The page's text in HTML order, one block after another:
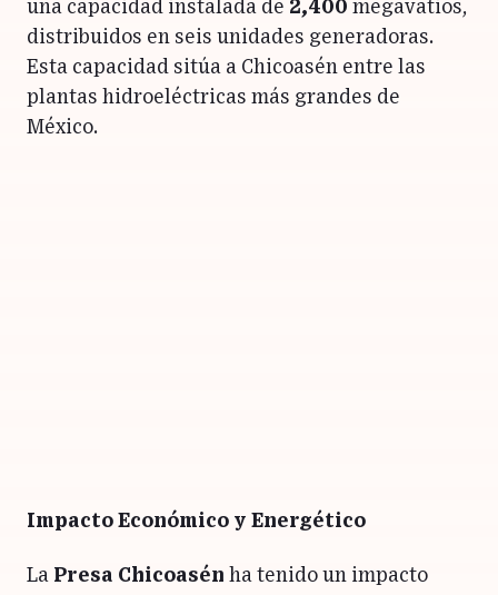
una capacidad instalada de 2,400 megavatios,
distribuidos en seis unidades generadoras.
Esta capacidad sitúa a Chicoasén entre las
plantas hidroeléctricas más grandes de
México.
Impacto Económico y Energético
La Presa Chicoasén ha tenido un impacto